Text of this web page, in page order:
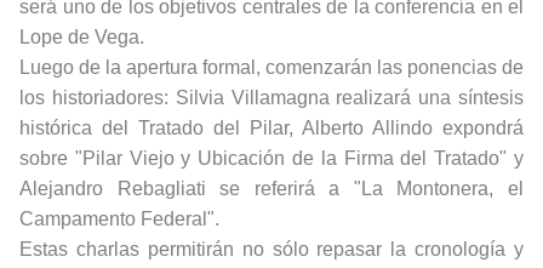
será uno de los objetivos centrales de la conferencia en el
Lope de Vega.
Luego de la apertura formal, comenzarán las ponencias de
los historiadores: Silvia Villamagna realizará una síntesis
histórica del Tratado del Pilar, Alberto Allindo expondrá
sobre "Pilar Viejo y Ubicación de la Firma del Tratado" y
Alejandro Rebagliati se referirá a "La Montonera, el
Campamento Federal".
Estas charlas permitirán no sólo repasar la cronología y